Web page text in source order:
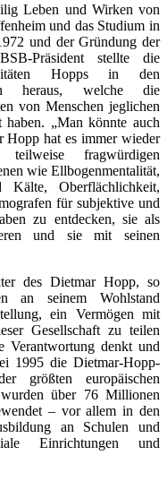
Leben und Wirken von
und das Studium in
und der Gründung der
Präsident stellte die
Hopps in den
heraus, welche die
von Menschen jeglichen
„Man könnte auch
Hopp hat es immer wieder
fragwürdigen
wie Ellbogenmentalität,
Kälte, Oberflächlichkeit,
für subjektive und
zu entdecken, sie als
und sie mit seinen
des Dietmar Hopp, so
an seinem Wohlstand
ein Vermögen mit
Gesellschaft zu teilen
Verantwortung denkt und
1995 die Dietmar-Hopp-
größten europäischen
über 76 Millionen
– vor allem in den
an Schulen und
Einrichtungen und